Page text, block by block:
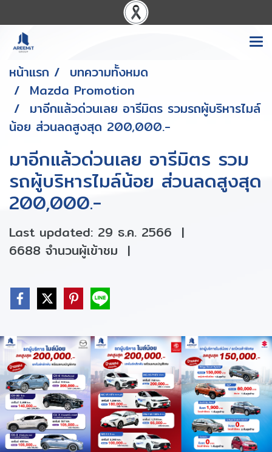
หน้าแรก
บทความทั้งหมด
Mazda Promotion
มาอีกแล้วด่วนเลย อารีมิตร รวมรถผู้บริหารไมล์
น้อย ส่วนลดสูงสุด 200,000.-
มาอีกแล้วด่วนเลย อารีมิตร รวม
รถผู้บริหารไมล์น้อย ส่วนลดสูงสุด
200,000.-
Last updated: 29 ธ.ค. 2566 |
6688 จำนวนผู้เข้าชม |